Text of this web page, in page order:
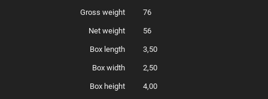
Gross weight 76
Net weight 56
Box length 3,50
Box width 2,50
Box height 4,00